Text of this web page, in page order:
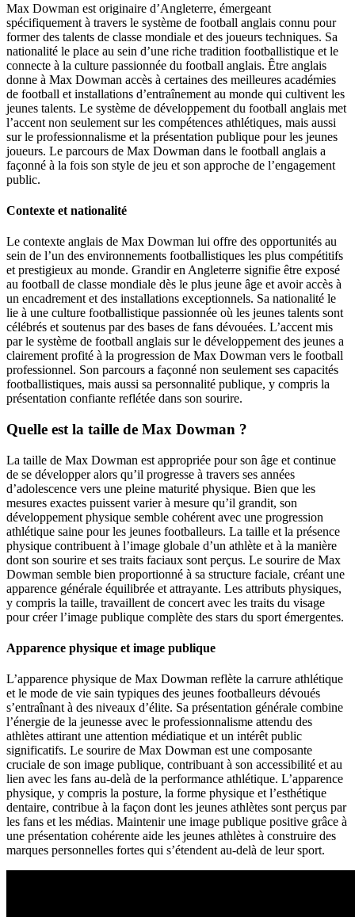
Max Dowman est originaire d’Angleterre, émergeant
spécifiquement à travers le système de football anglais connu pour
former des talents de classe mondiale et des joueurs techniques. Sa
nationalité le place au sein d’une riche tradition footballistique et le
connecte à la culture passionnée du football anglais. Être anglais
donne à Max Dowman accès à certaines des meilleures académies
de football et installations d’entraînement au monde qui cultivent les
jeunes talents. Le système de développement du football anglais met
l’accent non seulement sur les compétences athlétiques, mais aussi
sur le professionnalisme et la présentation publique pour les jeunes
joueurs. Le parcours de Max Dowman dans le football anglais a
façonné à la fois son style de jeu et son approche de l’engagement
public.
Contexte et nationalité
Le contexte anglais de Max Dowman lui offre des opportunités au
sein de l’un des environnements footballistiques les plus compétitifs
et prestigieux au monde. Grandir en Angleterre signifie être exposé
au football de classe mondiale dès le plus jeune âge et avoir accès à
un encadrement et des installations exceptionnels. Sa nationalité le
lie à une culture footballistique passionnée où les jeunes talents sont
célébrés et soutenus par des bases de fans dévouées. L’accent mis
par le système de football anglais sur le développement des jeunes a
clairement profité à la progression de Max Dowman vers le football
professionnel. Son parcours a façonné non seulement ses capacités
footballistiques, mais aussi sa personnalité publique, y compris la
présentation confiante reflétée dans son sourire.
Quelle est la taille de Max Dowman ?
La taille de Max Dowman est appropriée pour son âge et continue
de se développer alors qu’il progresse à travers ses années
d’adolescence vers une pleine maturité physique. Bien que les
mesures exactes puissent varier à mesure qu’il grandit, son
développement physique semble cohérent avec une progression
athlétique saine pour les jeunes footballeurs. La taille et la présence
physique contribuent à l’image globale d’un athlète et à la manière
dont son sourire et ses traits faciaux sont perçus. Le sourire de Max
Dowman semble bien proportionné à sa structure faciale, créant une
apparence générale équilibrée et attrayante. Les attributs physiques,
y compris la taille, travaillent de concert avec les traits du visage
pour créer l’image publique complète des stars du sport émergentes.
Apparence physique et image publique
L’apparence physique de Max Dowman reflète la carrure athlétique
et le mode de vie sain typiques des jeunes footballeurs dévoués
s’entraînant à des niveaux d’élite. Sa présentation générale combine
l’énergie de la jeunesse avec le professionnalisme attendu des
athlètes attirant une attention médiatique et un intérêt public
significatifs. Le sourire de Max Dowman est une composante
cruciale de son image publique, contribuant à son accessibilité et au
lien avec les fans au-delà de la performance athlétique. L’apparence
physique, y compris la posture, la forme physique et l’esthétique
dentaire, contribue à la façon dont les jeunes athlètes sont perçus par
les fans et les médias. Maintenir une image publique positive grâce à
une présentation cohérente aide les jeunes athlètes à construire des
marques personnelles fortes qui s’étendent au-delà de leur sport.